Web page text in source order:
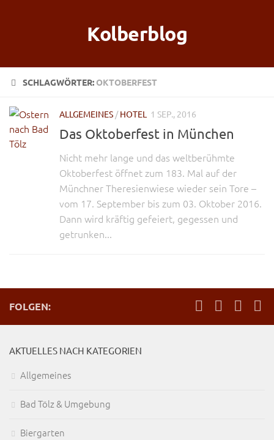
Kolberblog
SCHLAGWÖRTER: OKTOBERFEST
ALLGEMEINES /HOTEL 1 SEP., 2016
Das Oktoberfest in München
Nicht mehr lange und das weltberühmte
Oktoberfest öffnet zum 183. Mal auf der
Münchner Theresienwiese wieder sein Tore –
vom 17. September bis zum 03. Oktober 2016.
Dann wird kräftig gefeiert, gegessen und
getrunken...
FOLGEN:
AKTUELLES NACH KATEGORIEN
Allgemeines
Bad Tölz & Umgebung
Biergarten